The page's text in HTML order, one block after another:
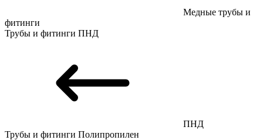
Медные трубы и
фитинги
Трубы и фитинги ПНД
ПНД
Трубы и фитинги Полипропилен